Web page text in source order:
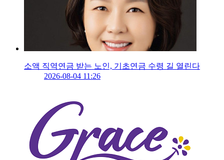
소액 직역연금 받는 노인, 기초연금 수령 길 열린다
2026-08-04 11:26